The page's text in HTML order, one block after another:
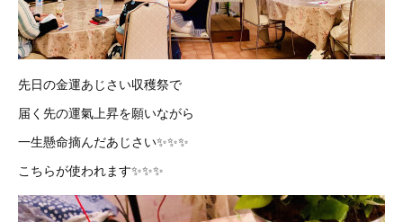
先日の金運あじさい収穫祭で
届く先の運氣上昇を願いながら
一生懸命摘んだあじさい✨✨✨
こちらが使われます✨✨✨